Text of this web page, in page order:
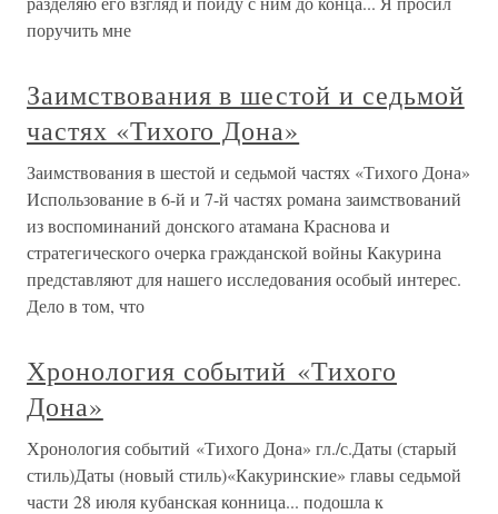
поручить мне
Заимствования в шестой и седьмой
частях «Тихого Дона»
Заимствования в шестой и седьмой частях «Тихого Дона»
Использование в 6-й и 7-й частях романа заимствований
из воспоминаний донского атамана Краснова и
стратегического очерка гражданской войны Какурина
представляют для нашего исследования особый интерес.
Дело в том, что
Хронология событий «Тихого
Дона»
Хронология событий «Тихого Дона» гл./с.Даты (старый
стиль)Даты (новый стиль)«Какуринские» главы седьмой
части 28 июля кубанская конница... подошла к